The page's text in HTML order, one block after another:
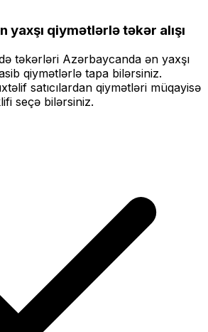
yaxşı qiymətlərlətəkər alışı
təkərləri Azərbaycanda ən yaxşı
qiymətlərlə tapa bilərsiniz.
satıcılardan qiymətləri müqayisə
seçə bilərsiniz.